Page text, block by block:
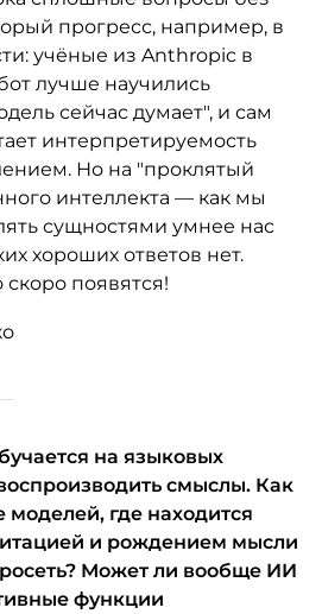
прогресс, например, в
учёные из Anthropic в
лучше научились
сейчас думает", и сам
интерпретируемость
Но на "проклятый
интеллекта — как мы
сущностями умнее нас
хороших ответов нет.
появятся!
на языковых
смыслы. Как
моделей, где находится
и рождением мысли
Может ли вообще ИИ
функции